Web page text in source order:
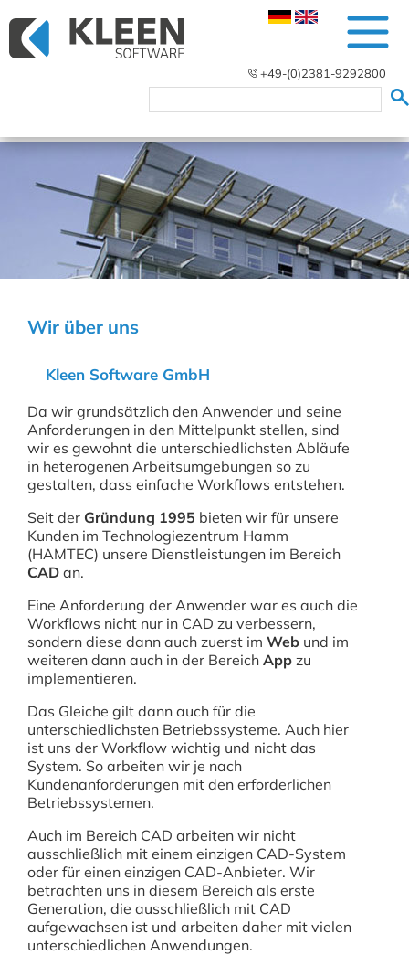
+49-(0)2381-9292800
Wir über uns
Kleen Software GmbH
Da wir grundsätzlich den Anwender und seine
Anforderungen in den Mittelpunkt stellen, sind
wir es gewohnt die unterschiedlichsten Abläufe
in heterogenen Arbeitsumgebungen so zu
gestalten, dass einfache Workflows entstehen.
Seit der Gründung 1995 bieten wir für unsere
Kunden im Technologiezentrum Hamm
(HAMTEC) unsere Dienstleistungen im Bereich
CAD an.
Eine Anforderung der Anwender war es auch die
Workflows nicht nur in CAD zu verbessern,
sondern diese dann auch zuerst im Web und im
weiteren dann auch in der Bereich App zu
implementieren.
Das Gleiche gilt dann auch für die
unterschiedlichsten Betriebssysteme. Auch hier
ist uns der Workflow wichtig und nicht das
System. So arbeiten wir je nach
Kundenanforderungen mit den erforderlichen
Betriebssystemen.
Auch im Bereich CAD arbeiten wir nicht
ausschließlich mit einem einzigen CAD-System
oder für einen einzigen CAD-Anbieter. Wir
betrachten uns in diesem Bereich als erste
Generation, die ausschließlich mit CAD
aufgewachsen ist und arbeiten daher mit vielen
unterschiedlichen Anwendungen.